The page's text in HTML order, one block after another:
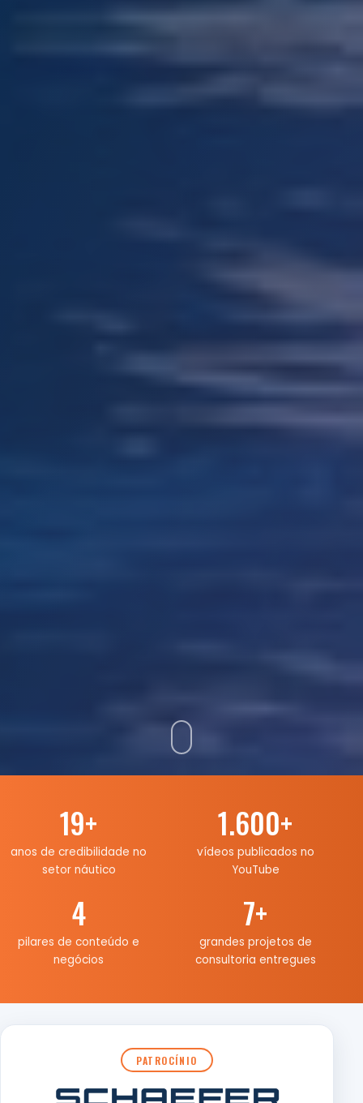
19+
anos de credibilidade no
setor náutico
1.600+
vídeos publicados no
YouTube
4
pilares de conteúdo e
negócios
7+
grandes projetos de
consultoria entregues
PATROCÍNIO